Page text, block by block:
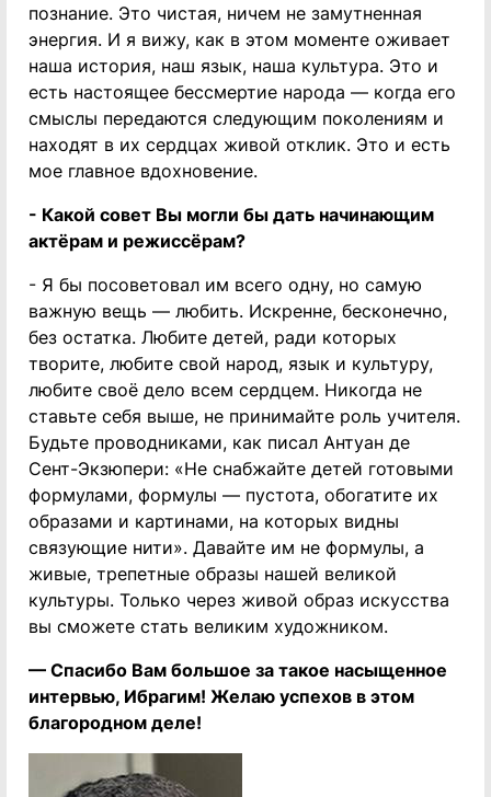
познание. Это чистая, ничем не замутненная
энергия. И я вижу, как в этом моменте оживает
наша история, наш язык, наша культура. Это и
есть настоящее бессмертие народа — когда его
смыслы передаются следующим поколениям и
находят в их сердцах живой отклик. Это и есть
мое главное вдохновение.
- Какой совет Вы могли бы дать начинающим
актёрам и режиссёрам?
- Я бы посоветовал им всего одну, но самую
важную вещь — любить. Искренне, бесконечно,
без остатка. Любите детей, ради которых
творите, любите свой народ, язык и культуру,
любите своё дело всем сердцем. Никогда не
ставьте себя выше, не принимайте роль учителя.
Будьте проводниками, как писал Антуан де
Сент-Экзюпери: «Не снабжайте детей готовыми
формулами, формулы — пустота, обогатите их
образами и картинами, на которых видны
связующие нити». Давайте им не формулы, а
живые, трепетные образы нашей великой
культуры. Только через живой образ искусства
вы сможете стать великим художником.
— Спасибо Вам большое за такое насыщенное
интервью, Ибрагим! Желаю успехов в этом
благородном деле!